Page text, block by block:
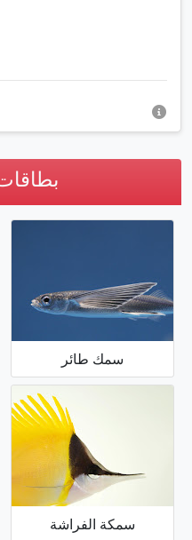
سمك طائر
سمكة الفراشة